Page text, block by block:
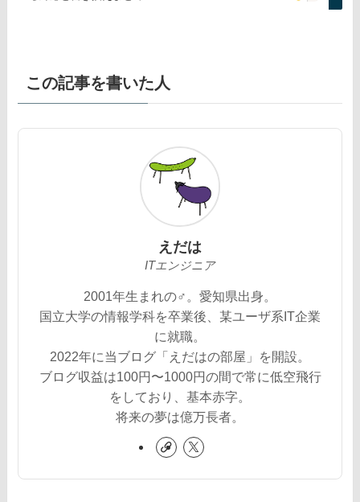
この記事を書いた人
えだは
ITエンジニア
2001年生まれの♂。愛知県出身。
国立大学の情報学科を卒業後、某ユーザ系IT企業
に就職。
2022年に当ブログ「えだはの部屋」を開設。
ブログ収益は100円〜1000円の間で常に低空飛行
をしており、基本赤字。
将来の夢は億万長者。